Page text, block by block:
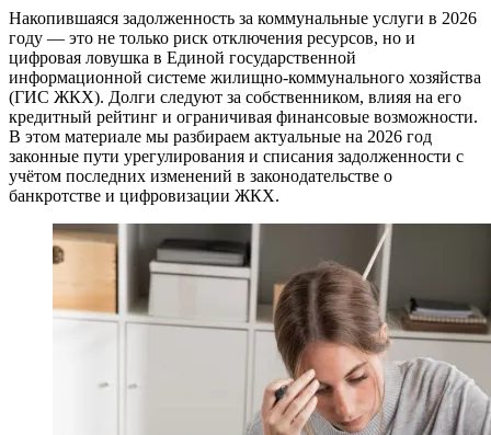
Накопившаяся задолженность за коммунальные услуги в 2026
году — это не только риск отключения ресурсов, но и
цифровая ловушка в Единой государственной
информационной системе жилищно-коммунального хозяйства
(ГИС ЖКХ). Долги следуют за собственником, влияя на его
кредитный рейтинг и ограничивая финансовые возможности.
В этом материале мы разбираем актуальные на 2026 год
законные пути урегулирования и списания задолженности с
учётом последних изменений в законодательстве о
банкротстве и цифровизации ЖКХ.